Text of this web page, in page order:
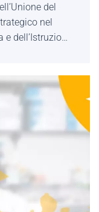
del
nel
e dell’Istruzio…